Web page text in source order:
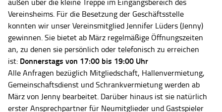
außen über die kleine Treppe im Eingangsbereich des
Vereinsheims. Für die Besetzung der Geschäftsstelle
konnten wir unser Vereinsmitglied Jennifer Lüders (Jenny)
gewinnen. Sie bietet ab März regelmäßige Öffnungszeiten
an, zu denen sie persönlich oder telefonisch zu erreichen
ist: Donnerstags von 17:00 bis 19:00 Uhr
Alle Anfragen bezüglich Mitgliedschaft, Hallenvermietung,
Gemeinschaftsdienst und Schrankvermietung werden ab
März von Jenny bearbeitet. Darüber hinaus ist sie natürlich
erster Ansprechpartner für Neumitglieder und Gastspieler